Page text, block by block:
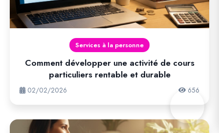
Services à la personne
Comment développer une activité de cours
particuliers rentable et durable
02/02/2026 656